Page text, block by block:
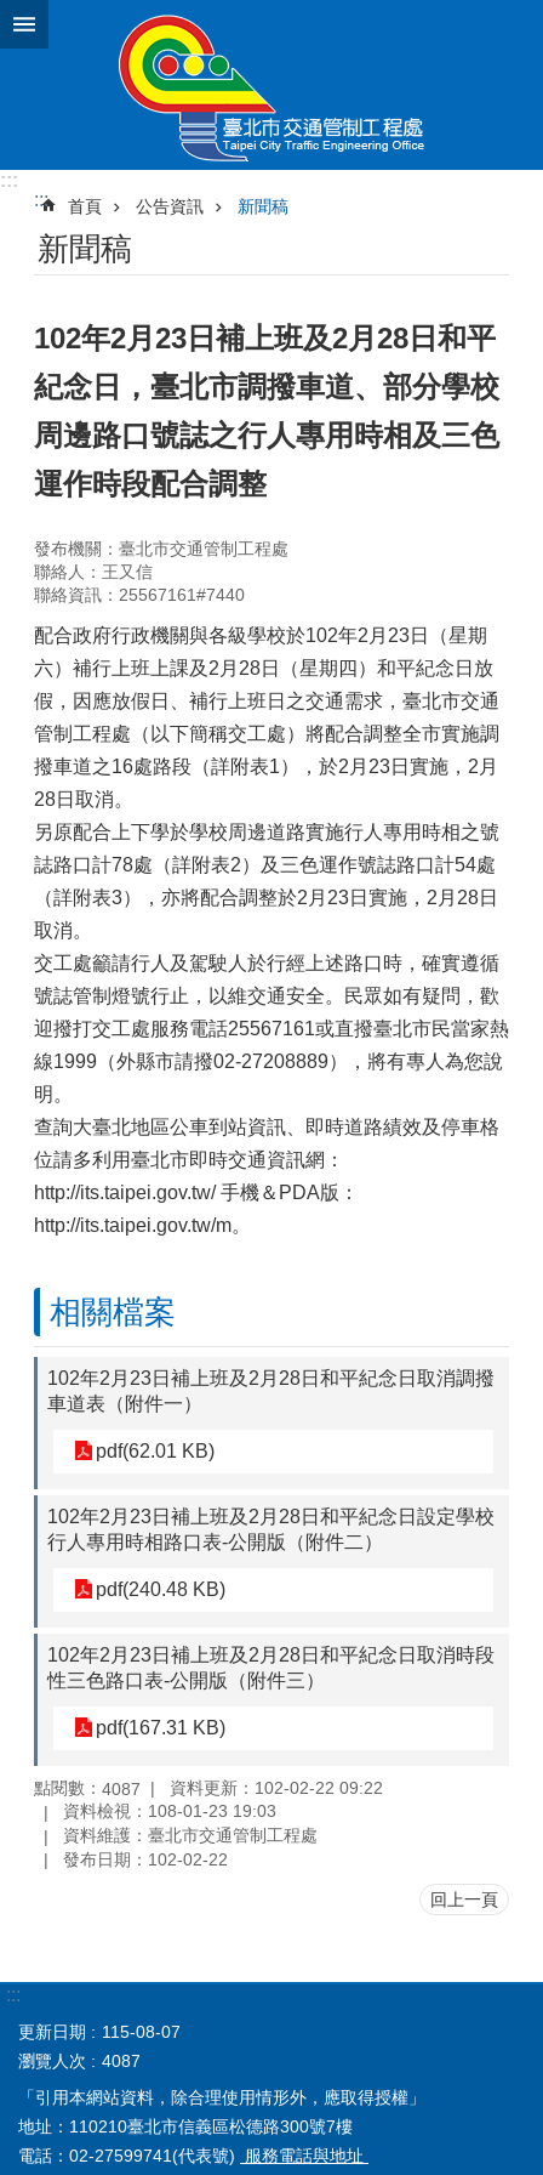
跳到主要內容區塊
:::
:::
首頁 公告資訊 新聞稿
新聞稿
102年2月23日補上班及2月28日和平
紀念日，臺北市調撥車道、部分學校
周邊路口號誌之行人專用時相及三色
運作時段配合調整
發布機關：臺北市交通管制工程處
聯絡人：王又信
聯絡資訊：25567161#7440
配合政府行政機關與各級學校於102年2月23日（星期
六）補行上班上課及2月28日（星期四）和平紀念日放
假，因應放假日、補行上班日之交通需求，臺北市交通
管制工程處（以下簡稱交工處）將配合調整全市實施調
撥車道之16處路段（詳附表1），於2月23日實施，2月
28日取消。
另原配合上下學於學校周邊道路實施行人專用時相之號
誌路口計78處（詳附表2）及三色運作號誌路口計54處
（詳附表3），亦將配合調整於2月23日實施，2月28日
取消。
交工處籲請行人及駕駛人於行經上述路口時，確實遵循
號誌管制燈號行止，以維交通安全。民眾如有疑問，歡
迎撥打交工處服務電話25567161或直撥臺北市民當家熱
線1999（外縣市請撥02-27208889），將有專人為您說
明。
查詢大臺北地區公車到站資訊、即時道路績效及停車格
位請多利用臺北市即時交通資訊網：
http://its.taipei.gov.tw/ 手機＆PDA版：
http://its.taipei.gov.tw/m。
相關檔案
102年2月23日補上班及2月28日和平紀念日取消調撥
車道表（附件一）
pdf(62.01 KB)
102年2月23日補上班及2月28日和平紀念日設定學校
行人專用時相路口表-公開版（附件二）
pdf(240.48 KB)
102年2月23日補上班及2月28日和平紀念日取消時段
性三色路口表-公開版（附件三）
pdf(167.31 KB)
點閱數： 4087
資料更新：102-02-22 09:22
資料檢視：108-01-23 19:03
資料維護：臺北市交通管制工程處
發布日期：102-02-22
回上一頁
:::
更新日期
115-08-07
瀏覽人次
4087
「引用本網站資料，除合理使用情形外，應取得授權」
地址：110210臺北市信義區松德路300號7樓
電話：02-27599741(代表號)
服務電話與地址